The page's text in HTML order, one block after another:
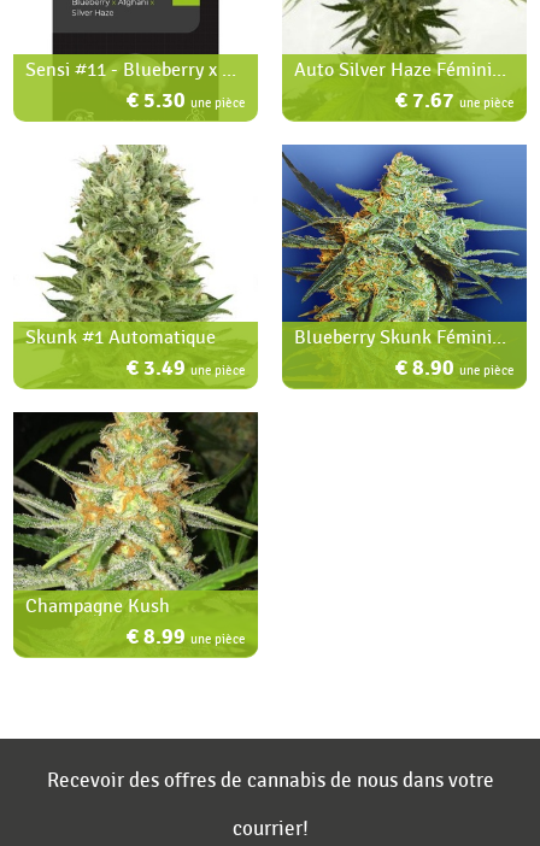
€ 5.30 une pièce € 7.67 une pièce
Skunk #1 Automatique
€ 3.49une pièce
Blueberry Skunk Féminisée
€ 8.90 une pièce
Champagne Kush
€ 8.99 une pièce
Recevoir des offres de cannabis de nous dans votre
courrier!